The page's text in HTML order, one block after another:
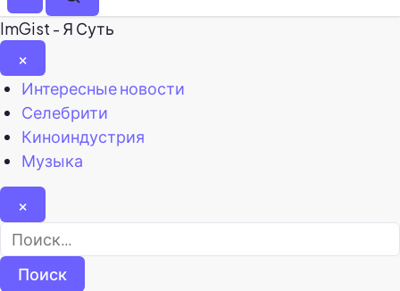
МенюПоиск
ImGist - Я Суть
×
Закрыть
меню
Интересные новости
Селебрити
Киноиндустрия
Музыка
×
Найти: